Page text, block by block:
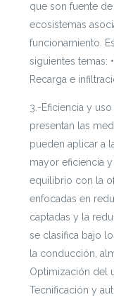
que son fuente
ecosistemas
funcionamiento.
siguientes temas:
Recarga e
3.-Eficiencia y
presentan las
pueden aplicar a
mayor eficiencia
equilibrio con la
enfocadas en
captadas y la
se clasifica bajo
la conducción,
Optimización del
Tecnificación y